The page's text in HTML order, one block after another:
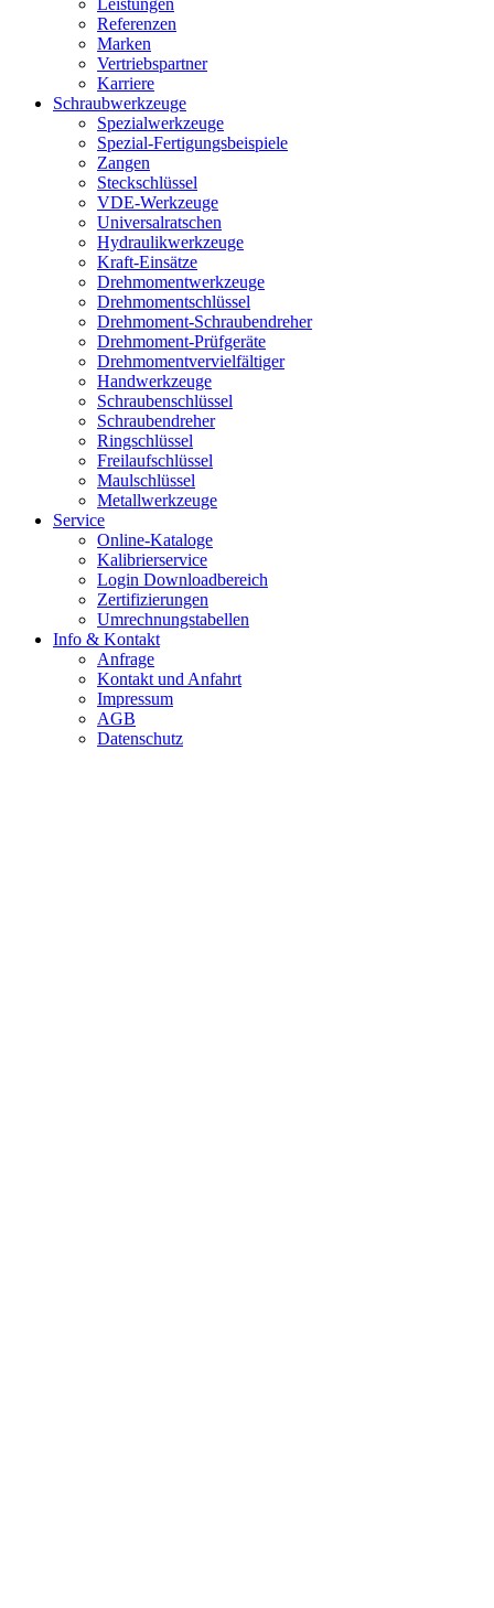
Referenzen
Marken
Vertriebspartner
Karriere
Schraubwerkzeuge
Spezialwerkzeuge
Spezial-Fertigungsbeispiele
Zangen
Steckschlüssel
VDE-Werkzeuge
Universalratschen
Hydraulikwerkzeuge
Kraft-Einsätze
Drehmomentwerkzeuge
Drehmomentschlüssel
Drehmoment-Schraubendreher
Drehmoment-Prüfgeräte
Drehmomentvervielfältiger
Handwerkzeuge
Schraubenschlüssel
Schraubendreher
Ringschlüssel
Freilaufschlüssel
Maulschlüssel
Metallwerkzeuge
Service
Online-Kataloge
Kalibrierservice
Login Downloadbereich
Zertifizierungen
Umrechnungstabellen
Info & Kontakt
Anfrage
Kontakt und Anfahrt
Impressum
AGB
Datenschutz